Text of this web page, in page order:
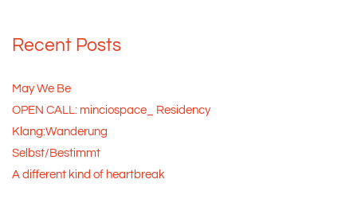
Recent Posts
May We Be
OPEN CALL: minciospace_ Residency
Klang:Wanderung
Selbst/Bestimmt
A different kind of heartbreak